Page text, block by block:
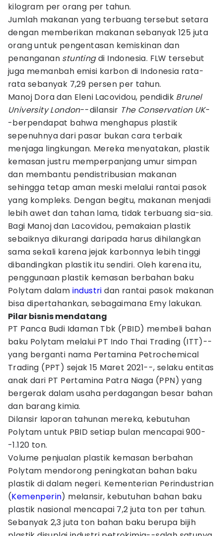
kilogram per orang per tahun.
Jumlah makanan yang terbuang tersebut setara
dengan memberikan makanan sebanyak 125 juta
orang untuk pengentasan kemiskinan dan
penanganan stuntingdi Indonesia. FLW tersebut
juga memanbah emisi karbon di Indonesia rata-
rata sebanyak 7,29 persen per tahun.
Manoj Dora dan Eleni Lacovidou, pendidik Brunel
University London--dilansir The Conservation UK-
-berpendapat bahwa menghapus plastik
sepenuhnya dari pasar bukan cara terbaik
menjaga lingkungan. Mereka menyatakan, plastik
kemasan justru memperpanjang umur simpan
dan membantu pendistribusian makanan
sehingga tetap aman meski melalui rantai pasok
yang kompleks. Dengan begitu, makanan menjadi
lebih awet dan tahan lama, tidak terbuang sia-sia.
Bagi Manoj dan Lacovidou, pemakaian plastik
sebaiknya dikurangi daripada harus dihilangkan
sama sekali karena jejak karbonnya lebih tinggi
dibandingkan plastik itu sendiri. Oleh karena itu,
penggunaan plastik kemasan berbahan baku
Polytam dalam industri dan rantai pasok makanan
bisa dipertahankan, sebagaimana Emy lakukan.
Pilar bisnis mendatang
PT Panca Budi Idaman Tbk (PBID) membeli bahan
baku Polytam melalui PT Indo Thai Trading (ITT)--
yang berganti nama Pertamina Petrochemical
Trading (PPT) sejak 15 Maret 2021--, selaku entitas
anak dari PT Pertamina Patra Niaga (PPN) yang
bergerak dalam usaha perdagangan besar bahan
dan barang kimia.
Dilansir laporan tahunan mereka, kebutuhan
Polytam untuk PBID setiap bulan mencapai 900-
-1.120 ton.
Volume penjualan plastik kemasan berbahan
Polytam mendorong peningkatan bahan baku
plastik di dalam negeri. Kementerian Perindustrian
(Kemenperin) melansir, kebutuhan bahan baku
plastik nasional mencapai 7,2 juta ton per tahun.
Sebanyak 2,3 juta ton bahan baku berupa bijih